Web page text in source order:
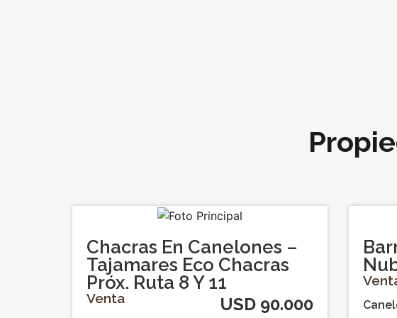
Chacras En Canelones –
Tajamares Eco Chacras
Próx. Ruta 8 Y 11
Venta USD 90.000